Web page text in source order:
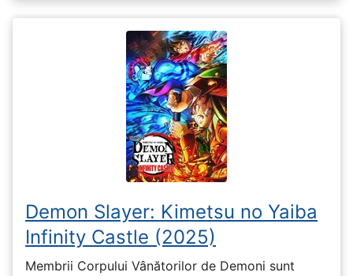
Demon Slayer: Kimetsu no Yaiba
Infinity Castle (2025)
Membrii Corpului Vânătorilor de Demoni sunt